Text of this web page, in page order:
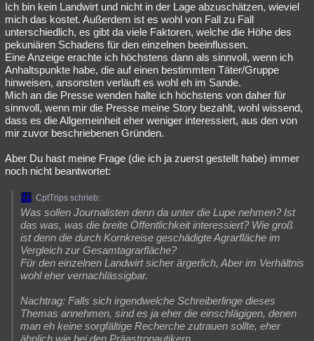
Ich bin kein Landwirt und nicht in der Lage abzuschätzen, wieviel
mich das kostet. Außerdem ist es wohl von Fall zu Fall
unterschiedlich, es gibt da viele Faktoren, welche die Höhe des
pekuniären Schadens für den einzelnen beeinflussen.
Eine Anzeige erachte ich höchstens dann als sinnvoll, wenn ich
Anhaltspunkte habe, die auf einen bestimmten Täter/Gruppe
hinweisen, ansonsten verläuft es wohl eh im Sande.
Mich an die Presse wenden halte ich höchstens von daher für
sinnvoll, wenn mir die Presse meine Story bezahlt, wohl wissend,
dass es die Allgemeinheit eher weniger interessiert, aus den von
mir zuvor beschriebenen Gründen.
Aber Du hast meine Frage (die ich ja zuerst gestellt habe) immer
noch nicht beantwortet:
CptTrips schrieb:
Was sollen Journalisten denn da unter die Lupe nehmen? Ist
das was, was die breite Öffentlichkeit interessiert? Wie groß
ist denn die durch Kornkreise geschädigte Agrarfläche im
Vergleich zur Gesamtagrarfläche?
Für den einzelnen Landwirt sicher ärgerlich, Aber im Verhältnis
wohl eher vernachlässigbar.
Nachtrag: Falls sich irgendwelche Schreiberlinge dieses
Themas annehmen, sind es ja eher die einschlägigen, denen
man eh keine sorgfältige Recherche zutrauen sollte, eher
ähnlich wie bei den Präastronautikern.